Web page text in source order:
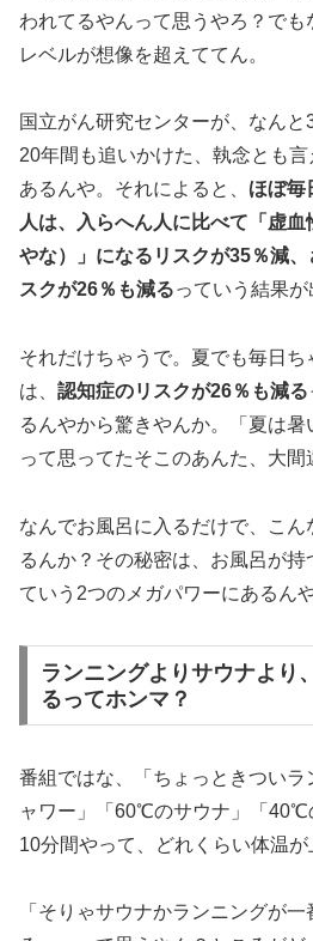
われてるやんって思うやろ？で
レベルが想像を超えててん。
国立がん研究センターが、なん
20年間も追いかけた、執念とも
あるんや。それによると、 ほぼ毎
人は、入らへん人に比べて「虚
やな）」になるリスクが35％減
スクが26％も減るっていう結果が
それだけちゃうで。夏でも毎日ち
は、 認知症のリスクが26％も減る
るんやから驚きやんか。「夏は暑
って思ってたそこのあんた、大間
なんでお風呂に入るだけで、こ
るんか？その秘密は、お風呂が持
ていう2つのメガパワーにあるんや
ランニングよりサウナより
るってホンマ？
番組ではな、「ちょっときつい
ャワー」「60℃のサウナ」「40℃
10分間やって、どれくらい体温が
「そりゃサウナかランニングが